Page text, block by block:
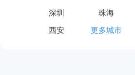
深圳 珠海
西安 更多城市